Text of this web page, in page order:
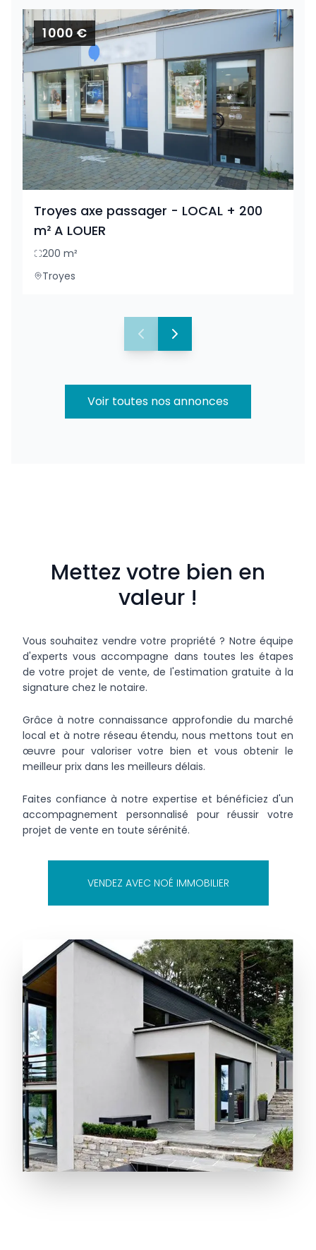
1 000 €
Troyes axe passager - LOCAL + 200
m² A LOUER
200 m²
Troyes
Voir toutes nos annonces
Mettez votre bien en
valeur !
Vous souhaitez vendre votre propriété ? Notre équipe
d'experts vous accompagne dans toutes les étapes
de votre projet de vente, de l'estimation gratuite à la
signature chez le notaire.
Grâce à notre connaissance approfondie du marché
local et à notre réseau étendu, nous mettons tout en
œuvre pour valoriser votre bien et vous obtenir le
meilleur prix dans les meilleurs délais.
Faites confiance à notre expertise et bénéficiez d'un
accompagnement personnalisé pour réussir votre
projet de vente en toute sérénité.
VENDEZ AVEC NOÉ IMMOBILIER